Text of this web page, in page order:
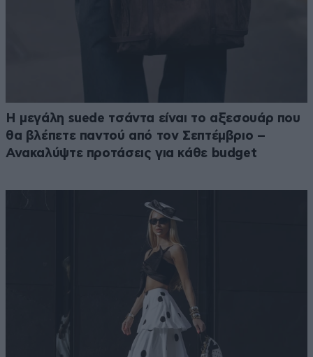
Η μεγάλη suede τσάντα είναι το αξεσουάρ που
θα βλέπετε παντού από τον Σεπτέμβριο –
Ανακαλύψτε προτάσεις για κάθε budget